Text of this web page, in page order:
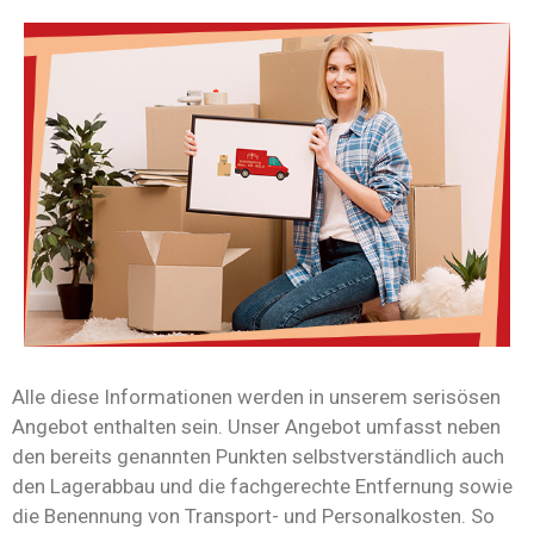
Alle diese Informationen werden in unserem serisösen
Angebot enthalten sein. Unser Angebot umfasst neben
den bereits genannten Punkten selbstverständlich auch
den Lagerabbau und die fachgerechte Entfernung sowie
die Benennung von Transport- und Personalkosten. So